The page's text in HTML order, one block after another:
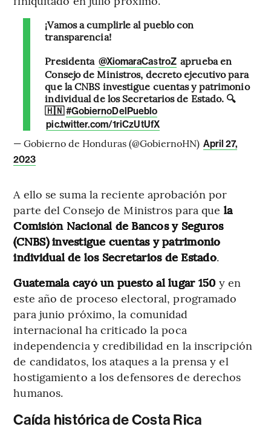
¡Vamos a cumplirle al pueblo con
transparencia!
Presidenta @XiomaraCastroZ aprueba en
Consejo de Ministros, decreto ejecutivo para
que la CNBS investigue cuentas y patrimonio
individual de los Secretarios de Estado. 🔍
🇭🇳#GobiernoDelPueblo
pic.twitter.com/1riCzUtUfX
— Gobierno de Honduras (@GobiernoHN) April 27,
2023
A ello se suma la reciente aprobación por
parte del Consejo de Ministros para que la
Comisión Nacional de Bancos y Seguros
(CNBS) investigue cuentas y patrimonio
individual de los Secretarios de Estado.
Guatemala cayó un puesto al lugar 150 y en
este año de proceso electoral, programado
para junio próximo, la comunidad
internacional ha criticado la poca
independencia y credibilidad en la inscripción
de candidatos, los ataques a la prensa y el
hostigamiento a los defensores de derechos
humanos.
Caída histórica de Costa Rica